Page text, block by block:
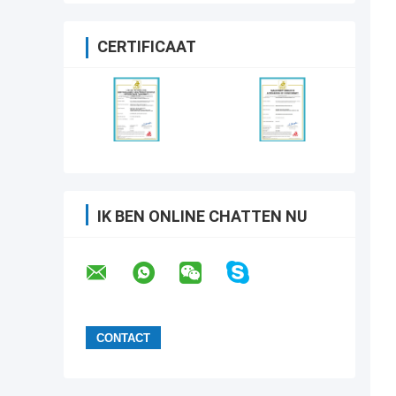
CERTIFICAAT
IK BEN ONLINE CHATTEN NU